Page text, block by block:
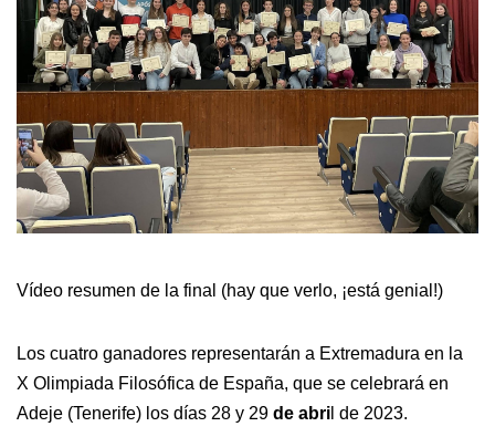
Vídeo resumen de la final (hay que verlo, ¡está genial!)
Los cuatro ganadores representarán a Extremadura en la
X Olimpiada Filosófica de España, que se celebrará en
Adeje (Tenerife) los días 28 y 29 de abri l de 2023.